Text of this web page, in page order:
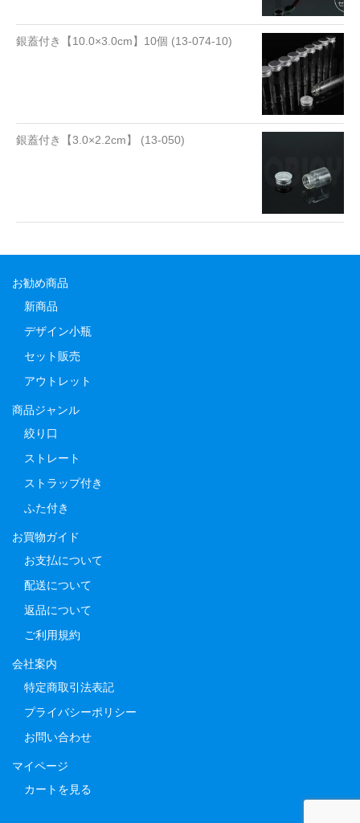
銀蓋付き【10.0×3.0cm】10個 (13-074-10)
銀蓋付き【3.0×2.2cm】 (13-050)
お勧め商品
新商品
デザイン小瓶
セット販売
アウトレット
商品ジャンル
絞り口
ストレート
ストラップ付き
ふた付き
お買物ガイド
お支払について
配送について
返品について
ご利用規約
会社案内
特定商取引法表記
プライバシーポリシー
お問い合わせ
マイページ
カートを見る